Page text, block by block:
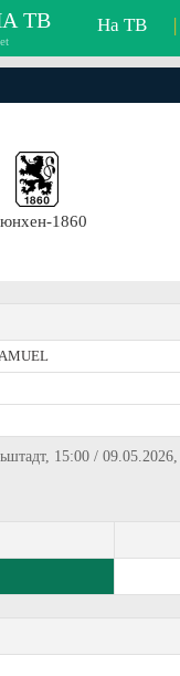
ТВ На ТВ |
1860
15:00 / 09.05.2026,